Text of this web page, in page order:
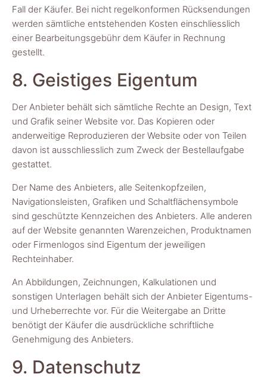
Fall der Käufer. Bei nicht regelkonformen Rücksendungen
werden sämtliche entstehenden Kosten einschliesslich
einer Bearbeitungsgebühr dem Käufer in Rechnung
gestellt.
8. Geistiges Eigentum
Der Anbieter behält sich sämtliche Rechte an Design, Text
und Grafik seiner Website vor. Das Kopieren oder
anderweitige Reproduzieren der Website oder von Teilen
davon ist ausschliesslich zum Zweck der Bestellaufgabe
gestattet.
Der Name des Anbieters, alle Seitenkopfzeilen,
Navigationsleisten, Grafiken und Schaltflächensymbole
sind geschützte Kennzeichen des Anbieters. Alle anderen
auf der Website genannten Warenzeichen, Produktnamen
oder Firmenlogos sind Eigentum der jeweiligen
Rechteinhaber.
An Abbildungen, Zeichnungen, Kalkulationen und
sonstigen Unterlagen behält sich der Anbieter Eigentums-
und Urheberrechte vor. Für die Weitergabe an Dritte
benötigt der Käufer die ausdrückliche schriftliche
Genehmigung des Anbieters.
9. Datenschutz